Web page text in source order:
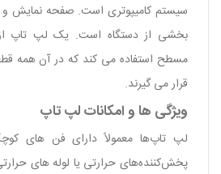
سیستم کامیپوتری است. صفحه نمایش
بخشی از دستگاه است. یک لپ تاپ
مسطح استفاده می کند که در آن همه
قرار می گیرند.
ویژگی ها و امکانات لپ تاپ
لپ ‌تاپ‌ها معمولاً دارای فن‌ های
پخش‌کننده‌های حرارتی یا لوله‌ های